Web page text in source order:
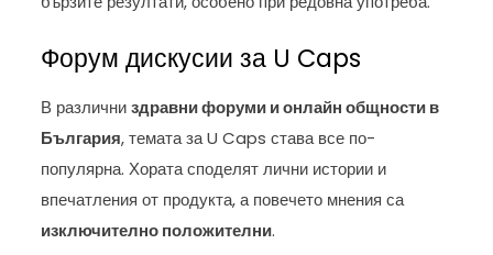
Форум дискусии за U Caps
В различниздравни форуми и онлайн общности в
България, темата за U Caps става все по-
популярна. Хората споделят лични истории и
впечатления от продукта, а повечето мнения са
изключително положителни.